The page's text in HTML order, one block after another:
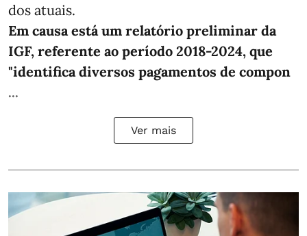
dos atuais.
Em causa está um relatório preliminar da
IGF, referente ao período 2018-2024, que
"identifica diversos pagamentos de compon
...
Ver mais